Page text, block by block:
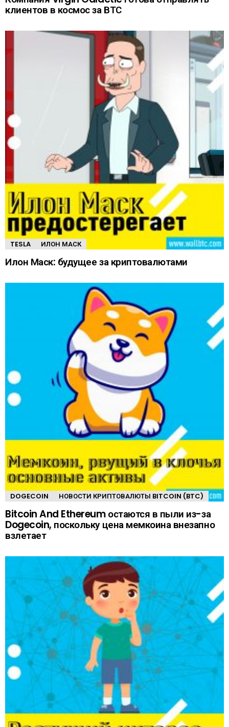
клиентов в космос за ВТС
TESLA ИЛОН МАСК
Илон Маск: будущее за криптовалютами
DOGECOIN НОВОСТИ КРИПТОВАЛЮТЫ BITCOIN (BTC)
Bitcoin And Ethereum остаются в пыли из-за
Dogecoin, поскольку цена мемкоина внезапно
взлетает